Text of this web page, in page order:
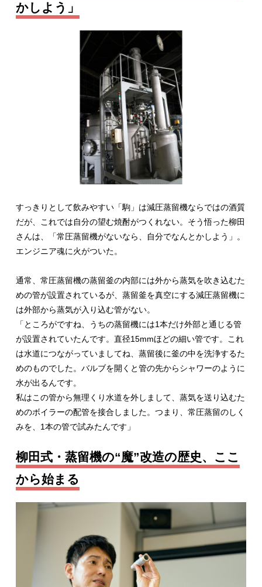
かしよう」
すっきりとして飲みやすい「駒」は減圧蒸留機ならではの酒質
だが、これでは自分の望む焼酎がつくれない。そう悟った柳田
さんは、「常圧蒸留機がないなら、自分でなんとかしよう」。
エンジニア魂に火がついた。
通常、常圧蒸留機の蒸留釜の内部には外から蒸気を吹き込むた
めの管が設置されているが、蒸留釜を真空にする減圧蒸留機に
は外部から蒸気が入り込む管がない。
「ところがですね、うちの蒸留機には1本だけ外部と通じる管
が設置されていたんです。直径15mmほどの細い管です。これ
は水道につながっていましてね、蒸留後に釜の中を洗浄するた
めのものでした。バルブを開くと管の先からシャワーのように
水が出るんです。
私はこの管から無理くり水道を外しまして、蒸気を送り込むた
めのボイラーの配管を接合しました。つまり、常圧蒸留のしく
みを、1本の管で試みたんです」
柳田式・蒸留機の“魔”改造の歴史、ここ
から始まる